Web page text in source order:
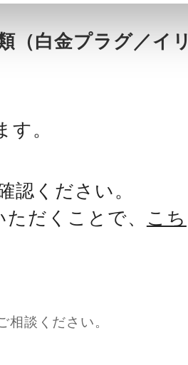
（白金プラグ／イリ
。
認ください。
だくことで、
こち
相談ください。